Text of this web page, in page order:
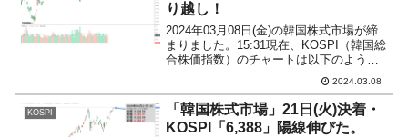
り越し！
2024年03月08日(金)の韓国株式市場が締
まりました。15:31現在、KOSPI（韓国総
合株価指数）のチャートは以下のように
『Investing.com』より引用）。陽線で締
まりましたが、「止まるべきところ」で
止...
2024.03.08
KOSPI
「韓国株式市場」21日(火)決着・
KOSPI「6,388」陽線伸びた。